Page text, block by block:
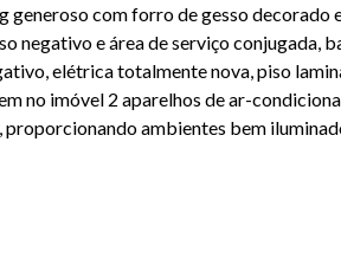
com forro de gesso decorado
negativo e área de serviço conjugada,
elétrica totalmente nova, piso
no imóvel 2 aparelhos de ar-
ambientes bem